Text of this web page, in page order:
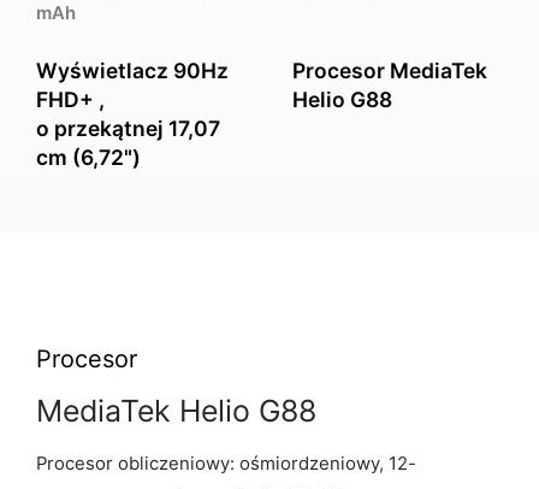
mAh
Wyświetlacz 90Hz
FHD+ ,
o przekątnej 17,07
cm (6,72")
Procesor MediaTek
Helio G88
Procesor
MediaTek Helio G88
Procesor obliczeniowy: ośmiordzeniowy, 12-